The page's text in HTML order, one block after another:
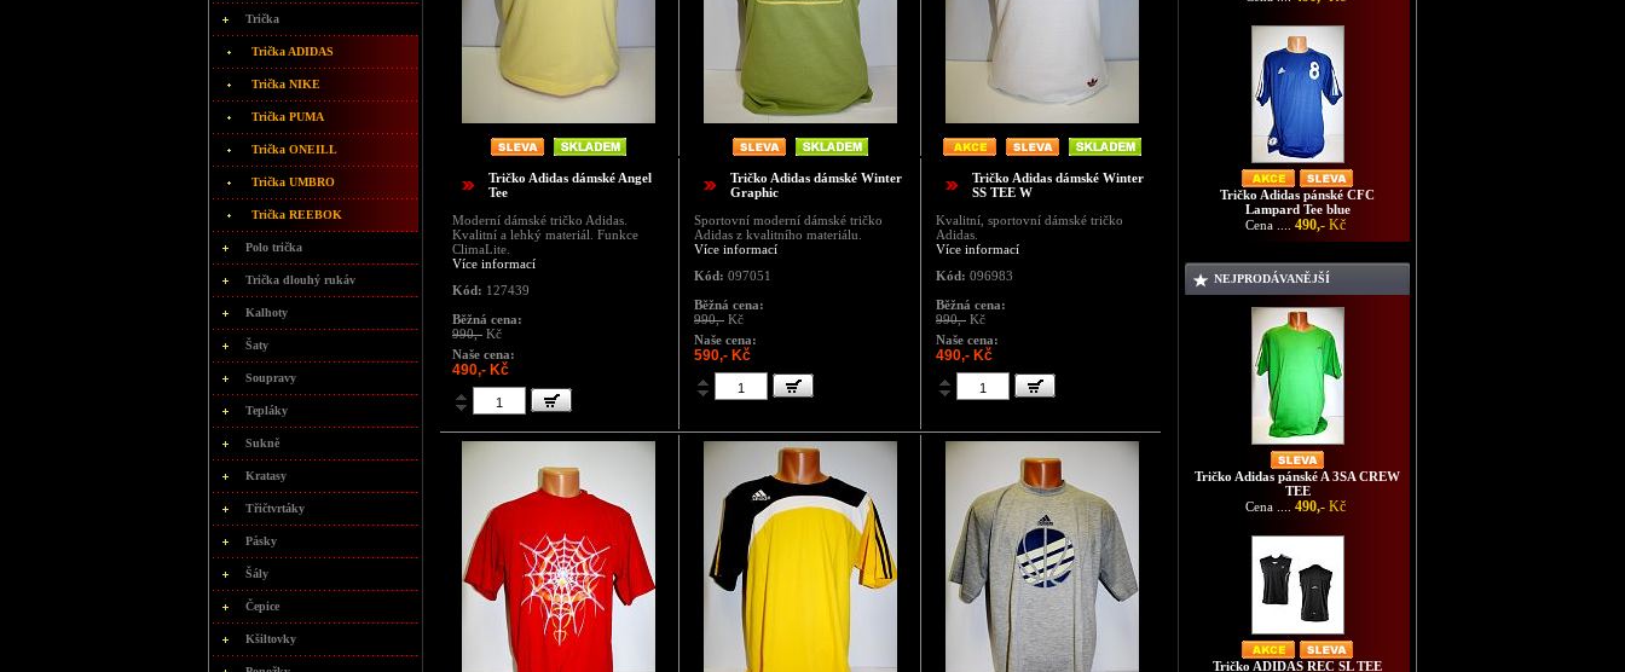
Trička
Trička ADIDAS
Trička NIKE
Trička PUMA
Trička ONEILL
Trička UMBRO
Trička REEBOK
Polo trička
Trička dlouhý rukáv
Kalhoty
Šaty
Soupravy
Tepláky
Sukně
Kratasy
Třičtvrtáky
Pásky
Šály
Čepice
Kšiltovky
Tričko Adidas dámské Angel
Tee
Moderní dámské tričko Adidas.
Kvalitní a lehký materiál. Funkce
ClimaLite.
Více informací
Kód: 127439
Běžná cena:
990,- Kč
Naše cena:
490,- Kč
Tričko Adidas dámské Winter
Graphic
Sportovní moderní dámské tričko
Adidas z kvalitního materiálu.
Více informací
Kód: 097051
Běžná cena:
990,- Kč
Naše cena:
590,- Kč
Tričko Adidas dámské Winter
SS TEE W
Kvalitní, sportovní dámské tričko
Adidas.
Více informací
Kód: 096983
Běžná cena:
990,- Kč
Naše cena:
490,- Kč
Tričko Adidas pánské CFC
Lampard Tee blue
Cena .... 490,- Kč
NEJPRODÁVANĚJŠÍ
Tričko Adidas pánské A 3SA CREW
TEE
Cena .... 490,- Kč
Tričko ADIDAS REC SL TEE